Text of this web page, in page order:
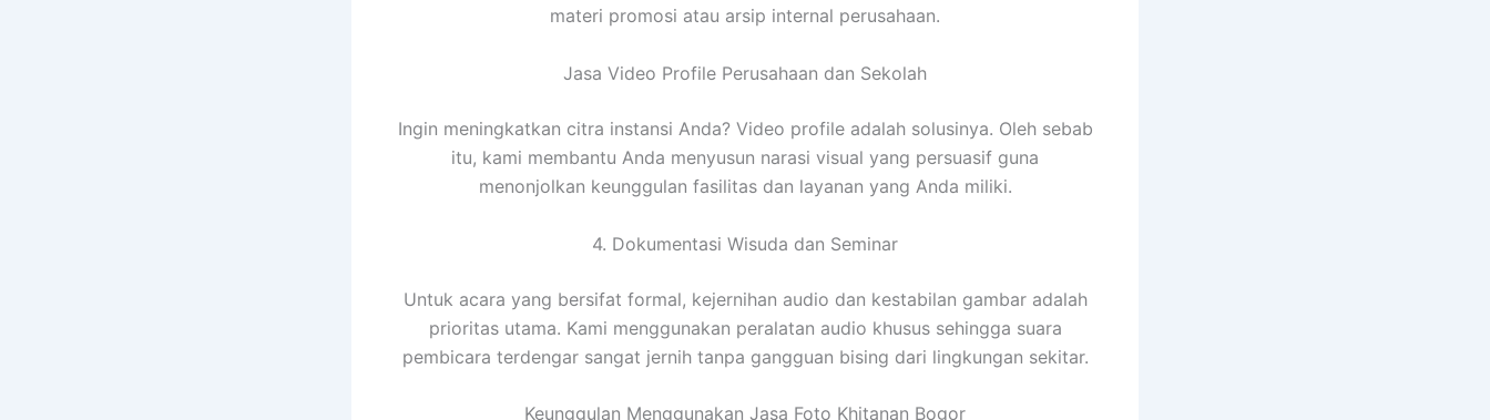
materi promosi atau arsip internal perusahaan.
Jasa Video Profile Perusahaan dan Sekolah
Ingin meningkatkan citra instansi Anda? Video profile adalah solusinya. Oleh sebab
itu, kami membantu Anda menyusun narasi visual yang persuasif guna
menonjolkan keunggulan fasilitas dan layanan yang Anda miliki.
4. Dokumentasi Wisuda dan Seminar
Untuk acara yang bersifat formal, kejernihan audio dan kestabilan gambar adalah
prioritas utama. Kami menggunakan peralatan audio khusus sehingga suara
pembicara terdengar sangat jernih tanpa gangguan bising dari lingkungan sekitar.
Keunggulan Menggunakan Jasa Foto Khitanan Bogor